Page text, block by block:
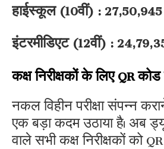
हाईस्कूल (10वीं) : 27,50,945
इंटरमीडिएट (12वीं) :
कक्ष निरीक्षकों के लिए QR
नकल विहीन परीक्षा संपन्न
एक बड़ा कदम उठाया है। अब
वाले सभी कक्ष निरीक्षकों को